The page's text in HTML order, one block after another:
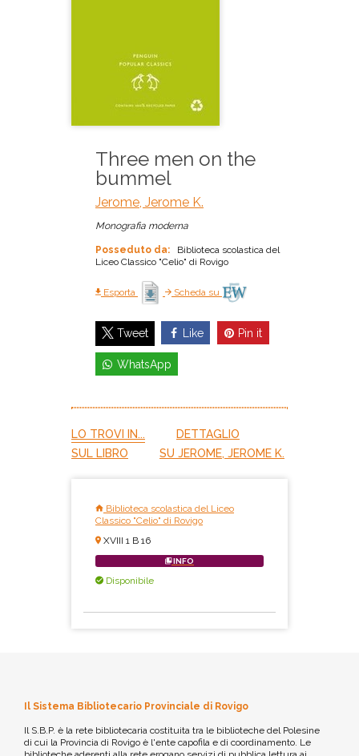
Three men on the
bummel
Jerome, Jerome K.
Monografia moderna
Posseduto da:
Biblioteca scolastica del
Liceo Classico "Celio" di Rovigo
Esporta Scheda su
Tweet Like Pin it
WhatsApp
LO TROVI IN...
DETTAGLIO
SUL LIBRO
SU JEROME, JEROME K.
Biblioteca scolastica del Liceo
Classico "Celio" di Rovigo
XVIII 1 B 16
INFO
Disponibile
Il Sistema Bibliotecario Provinciale di Rovigo
Il S.B.P. è la rete bibliotecaria costituita tra le biblioteche del Polesine
di cui la Provincia di Rovigo è l'ente capofila e di coordinamento. Le